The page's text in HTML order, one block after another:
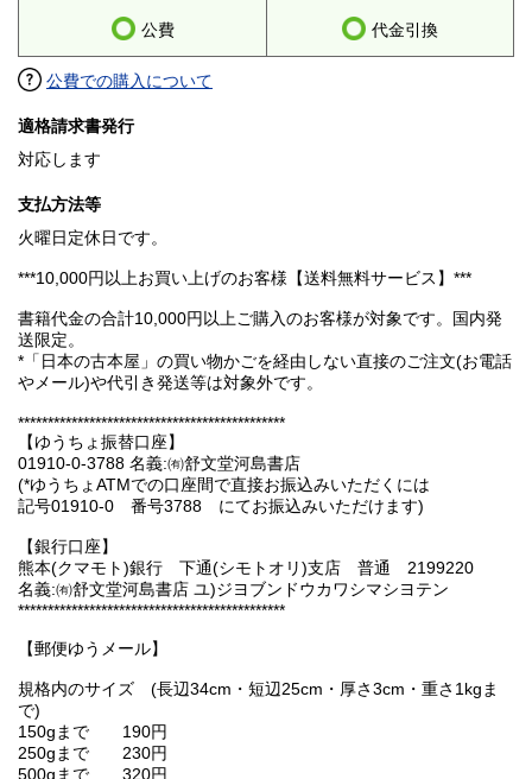
公費 代金引換
公費での購入について
適格請求書発行
対応します
支払方法等
火曜日定休日です。
***10,000円以上お買い上げのお客様【送料無料サービス】***
書籍代金の合計10,000円以上ご購入のお客様が対象です。国内発
送限定。
*「日本の古本屋」の買い物かごを経由しない直接のご注文(お電話
やメール)や代引き発送等は対象外です。
*********************************************
【ゆうちょ振替口座】
01910-0-3788 名義:㈲舒文堂河島書店
(*ゆうちょATMでの口座間で直接お振込みいただくには
記号01910-0 番号3788 にてお振込みいただけます)
【銀行口座】
熊本(クマモト)銀行 下通(シモトオリ)支店 普通 2199220
名義:㈲舒文堂河島書店 ユ)ジヨブンドウカワシマシヨテン
*********************************************
【郵便ゆうメール】
規格内のサイズ (長辺34cm・短辺25cm・厚さ3cm・重さ1kgま
で)
150gまで 190円
250gまで 230円
500gまで 320円